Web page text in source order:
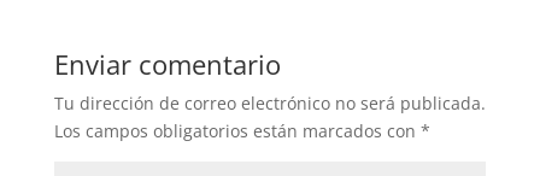
Enviar comentario
Tu dirección de correo electrónico no será publicada.
Los campos obligatorios están marcados con *